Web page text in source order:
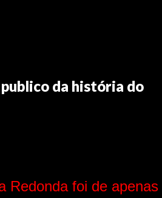
da história do
Redonda foi de apenas